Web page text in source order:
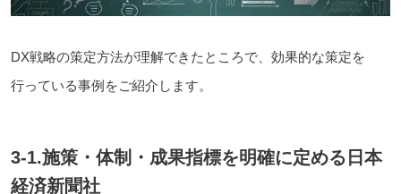
DX戦略の策定方法が理解できたところで、効果的な策定を
行っている事例をご紹介します。
3-1.施策・体制・成果指標を明確に定める日本
経済新聞社